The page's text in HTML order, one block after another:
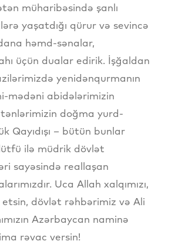
müharibəsində şanlı
yaşatdığı qürur və sevincə
həmd-sənalar,
üçün dualar edirik. İşğaldan
yenidənqurmanın
mədəni abidələrimizin
doğma yurd-
Qayıdışı – bütün bunlar
ilə müdrik dövlət
sayəsində reallaşan
Uca Allah xalqımızı,
dövlət rəhbərimiz və Ali
Azərbaycan naminə
rəvac versin!